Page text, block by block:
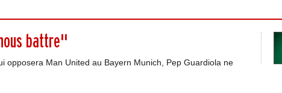
battre"
opposera Man United au Bayern Munich, Pep Guardiola ne